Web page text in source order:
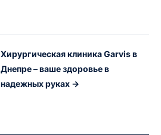
Хирургическая клиника Garvis в
Днепре – ваше здоровье в
надежных руках →